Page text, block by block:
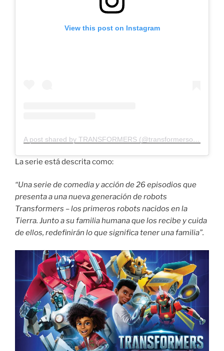
View this post on Instagram
A post shared by TRANSFORMERS (@transformersofficial)
La serie está descrita como:
“Una serie de comedia y acción de 26 episodios que
presenta a una nueva generación de robots
Transformers – los primeros robots nacidos en la
Tierra. Junto a su familia humana que los recibe y cuida
de ellos, redefinirán lo que significa tener una familia”.